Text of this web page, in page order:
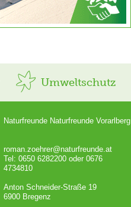
Umweltschutz
Naturfreunde Naturfreunde Vorarlberg
roman.zoehrer@naturfreunde.at
Tel: 0650 6282200 oder 0676
4734810
Anton Schneider-Straße 19
6900 Bregenz